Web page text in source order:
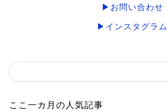
▶お問い合わせ
▶インスタグラム
ここ一カ月の人気記事